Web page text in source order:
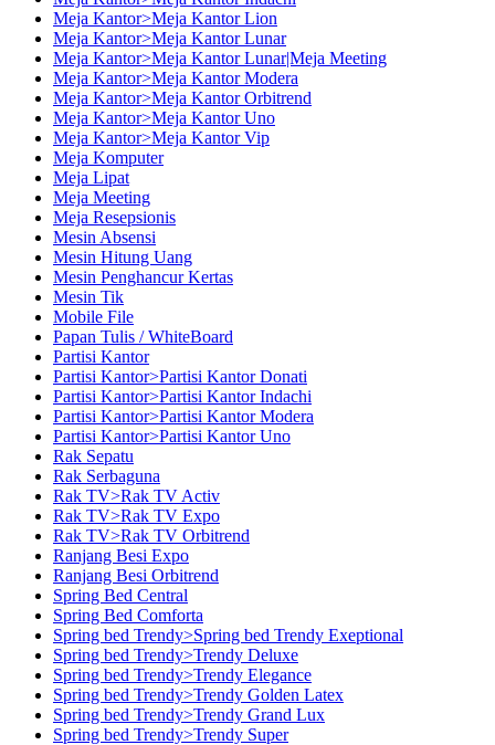
Meja Kantor>Meja Kantor Lion
Meja Kantor>Meja Kantor Lunar
Meja Kantor>Meja Kantor Lunar|Meja Meeting
Meja Kantor>Meja Kantor Modera
Meja Kantor>Meja Kantor Orbitrend
Meja Kantor>Meja Kantor Uno
Meja Kantor>Meja Kantor Vip
Meja Komputer
Meja Lipat
Meja Meeting
Meja Resepsionis
Mesin Absensi
Mesin Hitung Uang
Mesin Penghancur Kertas
Mesin Tik
Mobile File
Papan Tulis / WhiteBoard
Partisi Kantor
Partisi Kantor>Partisi Kantor Donati
Partisi Kantor>Partisi Kantor Indachi
Partisi Kantor>Partisi Kantor Modera
Partisi Kantor>Partisi Kantor Uno
Rak Sepatu
Rak Serbaguna
Rak TV>Rak TV Activ
Rak TV>Rak TV Expo
Rak TV>Rak TV Orbitrend
Ranjang Besi Expo
Ranjang Besi Orbitrend
Spring Bed Central
Spring Bed Comforta
Spring bed Trendy>Spring bed Trendy Exeptional
Spring bed Trendy>Trendy Deluxe
Spring bed Trendy>Trendy Elegance
Spring bed Trendy>Trendy Golden Latex
Spring bed Trendy>Trendy Grand Lux
Spring bed Trendy>Trendy Super